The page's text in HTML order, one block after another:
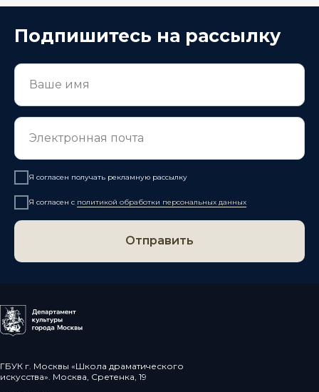
Подпишитесь на рассылку
Я согласен получать рекламную рассылку
Я согласен с политикой обработки персональных данных
Отправить
ГБУК г. Москвы «Школа драматического
искусства». Москва, Сретенка, 19